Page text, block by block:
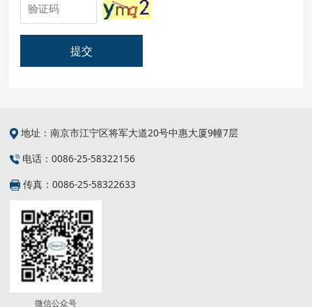
提交
地址：南京市江宁区将军大道20号中惠大厦9幢7层
电话：0086-25-58322156
传真：0086-25-58322633
微信公众号